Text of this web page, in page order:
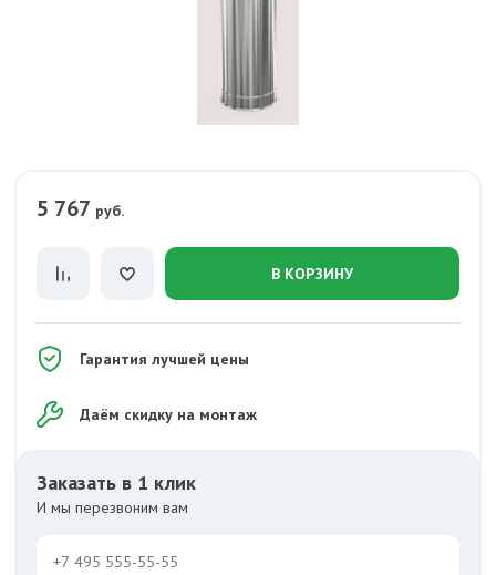
5 767 руб.
В КОРЗИНУ
Гарантия лучшей цены
Даём скидку на монтаж
Заказать в 1 клик
И мы перезвоним вам